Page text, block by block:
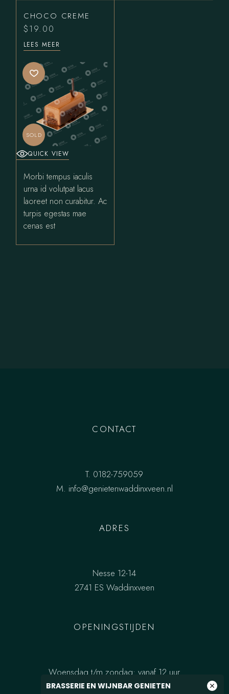
BRASSERIE EN WIJNBAR GENIETEN close
CHOCO CREME
$19.00
LEES MEER
SOLD
QUICK VIEW
Morbi tempus iaculis
urna id volutpat lacus
laoreet non curabitur. Ac
turpis egestas mae
cenas est
CONTACT
T. 0182-759059
M. info@genietenwaddinxveen.nl
ADRES
Nesse 12-14
2741 ES Waddinxveen
OPENINGSTIJDEN
Woensdag t/m zondag: vanaf 12 uur